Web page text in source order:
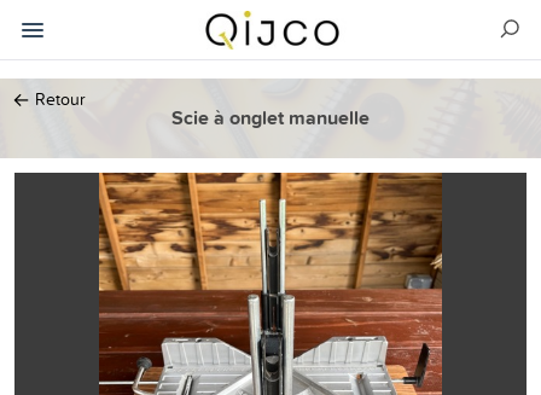
← Retour
Scie à onglet manuelle